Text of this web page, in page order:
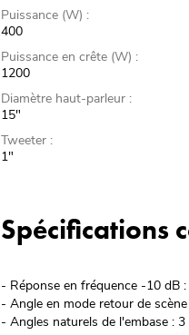
Puissance (W) :
400
Puissance en crête (W) :
1200
Diamètre haut-parleur :
15"
Tweeter :
1"
Spécifications
- Réponse en fréquence -10 dB
- Angle en mode retour de scène
- Angles naturels de l'embase : 3